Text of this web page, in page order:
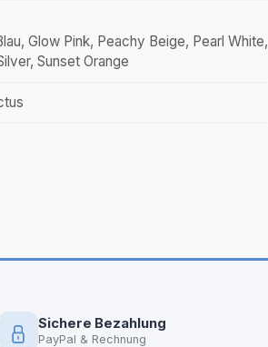
Glow Pink, Peachy Beige, Pearl White,
Sunset Orange
Sichere Bezahlung
PayPal & Rechnung